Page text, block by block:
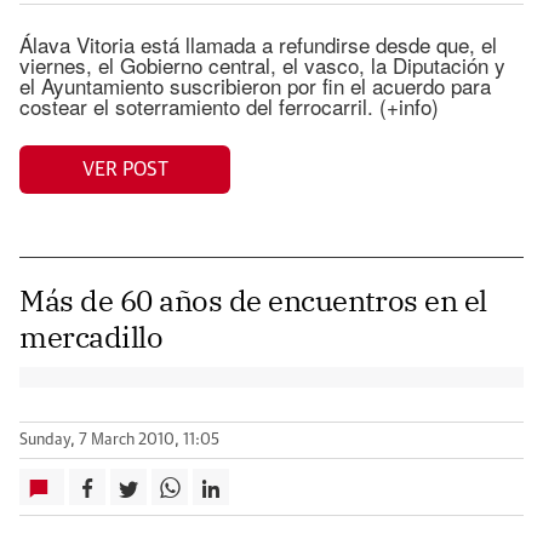
Álava Vitoria está llamada a refundirse desde que, el
viernes, el Gobierno central, el vasco, la Diputación y
el Ayuntamiento suscribieron por fin el acuerdo para
costear el soterramiento del ferrocarril. (+info)
VER POST
Más de 60 años de encuentros en el
mercadillo
Sunday, 7 March 2010, 11:05